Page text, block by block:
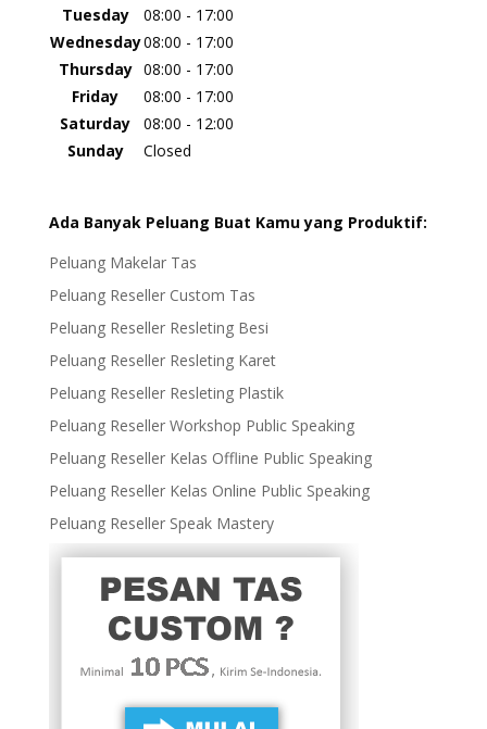
Tuesday
08:00 - 17:00
Wednesday08:00 - 17:00
Thursday 08:00 - 17:00
Friday
08:00 - 17:00
Saturday
08:00 - 12:00
Sunday
Closed
Ada Banyak Peluang Buat Kamu yang Produktif:
Peluang Makelar Tas
Peluang Reseller Custom Tas
Peluang Reseller Resleting Besi
Peluang Reseller Resleting Karet
Peluang Reseller Resleting Plastik
Peluang Reseller Workshop Public Speaking
Peluang Reseller Kelas Offline Public Speaking
Peluang Reseller Kelas Online Public Speaking
Peluang Reseller Speak Mastery